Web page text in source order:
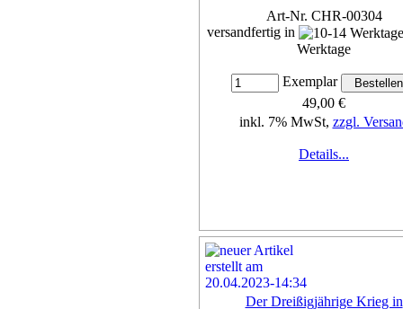
Art-Nr. CHR-00304
versandfertig in
Werktage
Exemplar
49,00 €
inkl. 7% MwSt, zzgl.
Details...
Der Dreißigjährige Krieg in